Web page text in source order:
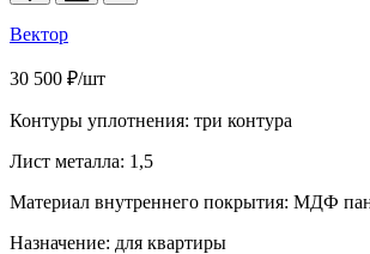
Вектор
30 500 ₽/шт
Контуры уплотнения: три контура
Лист металла: 1,5
Материал внутреннего покрытия: МДФ
Назначение: для квартиры